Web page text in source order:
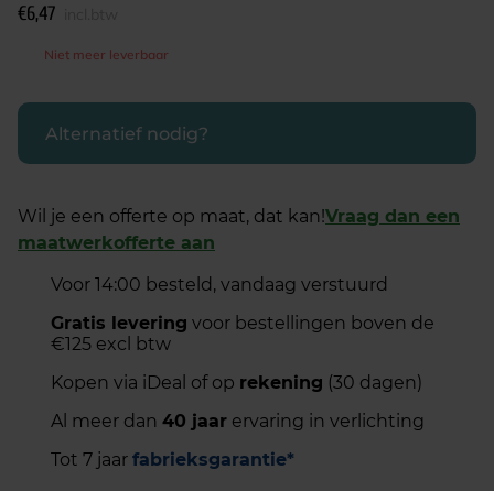
€6,47
Niet meer leverbaar
Alternatief nodig?
Wil je een offerte op maat, dat kan!Vraag dan een
maatwerkofferte aan
Voor 14:00 besteld, vandaag verstuurd
Gratis levering voor bestellingen boven de
€125 excl btw
Kopen via iDeal of op rekening (30 dagen)
Al meer dan 40 jaar ervaring in verlichting
Tot 7 jaar fabrieksgarantie*